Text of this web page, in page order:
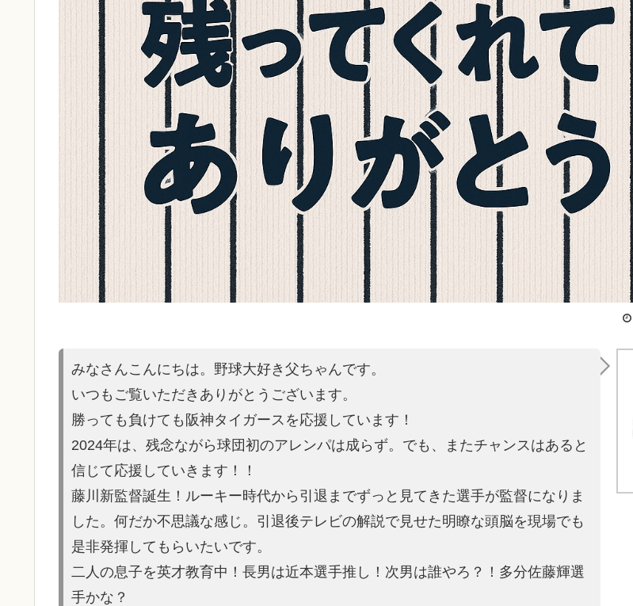
みなさんこんにちは。野球大好き父ちゃんです。
いつもご覧いただきありがとうございます。
勝っても負けても阪神タイガースを応援しています！
2024年は、残念ながら球団初のアレンパは成らず。でも、またチャンスはあると
信じて応援していきます！！
藤川新監督誕生！ルーキー時代から引退までずっと見てきた選手が監督になりま
した。何だか不思議な感じ。引退後テレビの解説で見せた明瞭な頭脳を現場でも
是非発揮してもらいたいです。
二人の息子を英才教育中！長男は近本選手推し！次男は誰やろ？！多分佐藤輝選
手かな？